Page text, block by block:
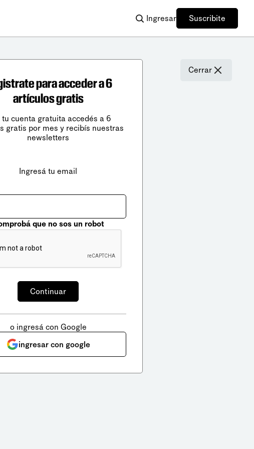
Ingresar Suscribite
Cerrar
para acceder a 6
artículos gratis
tu cuenta gratuita accedés a 6
gratis por mes y recibís nuestras
newsletters
Ingresá tu email
que no sos un robot
o ingresá con Google
ingresar con google